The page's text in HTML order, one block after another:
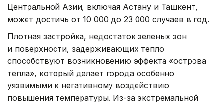
Центральной Азии, включая Астану и Ташкент,
может достичь от 10 000 до 23 000 случаев в год.
Плотная застройка, недостаток зеленых зон
и поверхности, задерживающих тепло,
способствуют возникновению эффекта «острова
тепла», который делает города особенно
уязвимыми к негативному воздействию
повышения температуры. Из-за экстремальной